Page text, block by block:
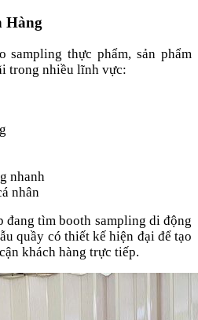
Hàng
sampling thực phẩm, sản phẩm
trong nhiều lĩnh vực:
nhanh
nhân
đang tìm booth sampling di động
quầy có thiết kế hiện đại để tạo
khách hàng trực tiếp.